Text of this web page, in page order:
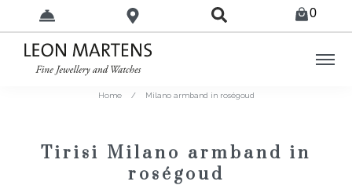
0
Home / Milano armband in roségoud
Tirisi Milano armband in
roségoud